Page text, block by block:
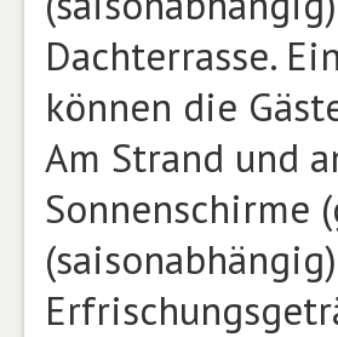
Dachterrasse.
können die
Am Strand und
Sonnenschirme